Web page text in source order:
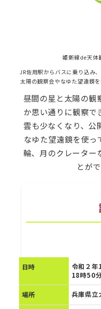
姫新線de天体
JR佐用駅からバスに乗り込み
太陽の観察会やなゆた望遠鏡
昼間の星と太陽の観
か思い通りに観察で
雲も少なくなり、公
なゆた望遠鏡を使っ
輪、月のクレーター
とが
日時
令和２
18時50
場所 兵庫県立